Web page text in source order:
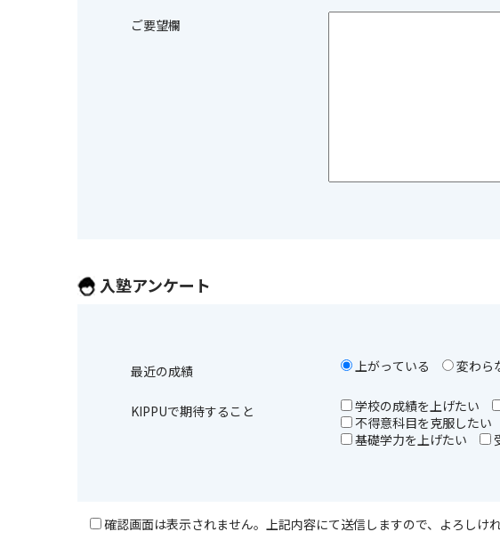
ご要望欄
入塾アンケート
最近の成績 上がっている 変わら
KIPPUで期待すること 学校の成績を上げたい
不得意科目を克服したい
基礎学力を上げたい
確認画面は表示されません。上記内容にて送信しますので、よろしけ